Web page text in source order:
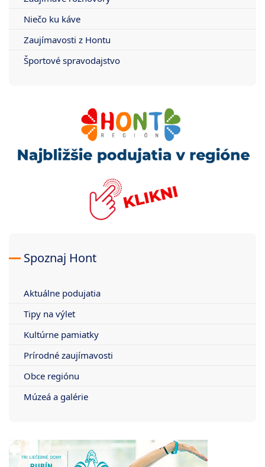
Niečo ku káve
Zaujímavosti z Hontu
Športové spravodajstvo
Spoznaj Hont
Aktuálne podujatia
Tipy na výlet
Kultúrne pamiatky
Prírodné zaujímavosti
Obce regiónu
Múzeá a galérie